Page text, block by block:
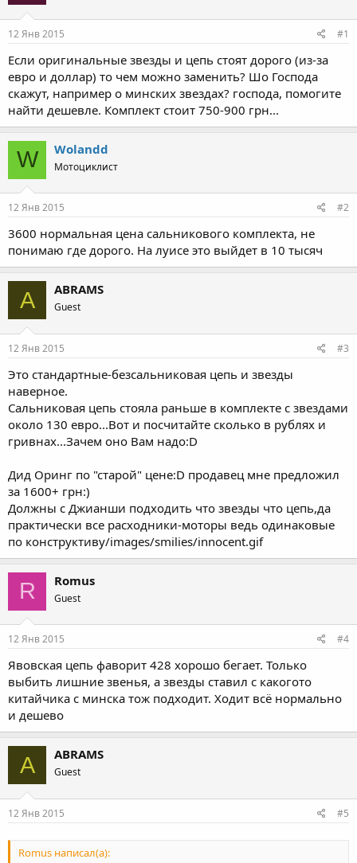
12 Янв 2015 #1
Если оригинальные звезды и цепь стоят дорого (из-за
евро и доллар) то чем можно заменить? Шо Господа
скажут, например о минских звездах? господа, помогите
найти дешевле. Комплект стоит 750-900 грн...
W Wolandd
Мотоциклист
12 Янв 2015 #2
3600 нормальная цена сальникового комплекта, не
понимаю где дорого. На луисе это выйдет в 10 тысяч
A ABRAMS
Guest
12 Янв 2015 #3
Это стандартные-безсальниковая цепь и звезды
наверное.
Сальниковая цепь стояла раньше в комплекте с звездами
около 130 евро...Вот и посчитайте сколько в рублях и
гривнах...Зачем оно Вам надо:D
Дид Оринг по "старой" цене:D продавец мне предложил
за 1600+ грн:)
Должны с Джианши подходить что звезды что цепь,да
практически все расходники-моторы ведь одинаковые
по конструктиву/images/smilies/innocent.gif
R Romus
Guest
12 Янв 2015 #4
Явовская цепь фаворит 428 хорошо бегает. Только
выбить лишние звенья, а звезды ставил с какогото
китайчика с минска тож подходит. Ходит всё нормально
и дешево
A ABRAMS
Guest
12 Янв 2015 #5
Romus написал(а):